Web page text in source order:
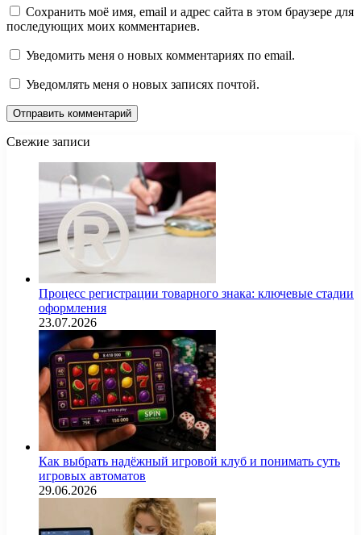
Сохранить моё имя, email и адрес сайта в этом браузере для
последующих моих комментариев.
Уведомить меня о новых комментариях по email.
Уведомлять меня о новых записях почтой.
Свежие записи
Процесс регистрации товарного знака: ключевые стадии
оформления
23.07.2026
Как выбрать надёжный игровой клуб и понимать суть
игровых автоматов
29.06.2026